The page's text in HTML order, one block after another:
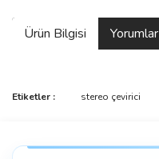
Ürün Bilgisi Yorumlar
Etiketler : stereo çevirici